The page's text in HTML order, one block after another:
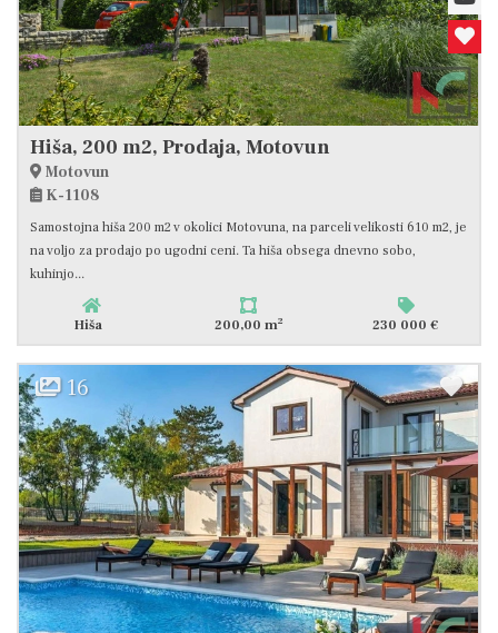
Hiša, 200 m2, Prodaja, Motovun
Motovun
K-1108
Samostojna hiša 200 m2 v okolici Motovuna, na parceli velikosti 610 m2, je
na voljo za prodajo po ugodni ceni. Ta hiša obsega dnevno sobo,
kuhinjo...
Hiša 200,00 m2 230 000 €
16